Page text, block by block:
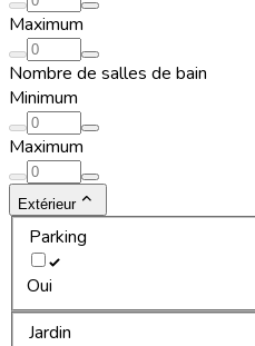
Maximum
Nombre de salles de bain
Minimum
Maximum
Extérieur
Parking
Oui
Jardin